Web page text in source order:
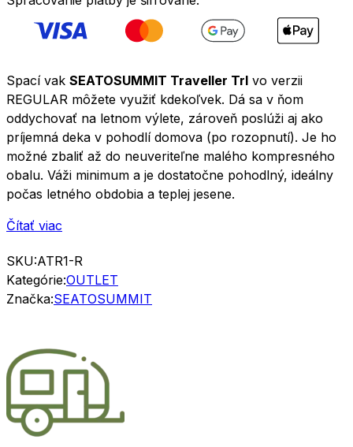
Spací vak SEATOSUMMIT Traveller TrI vo verzii
REGULAR môžete využiť kdekoľvek. Dá sa v ňom
oddychovať na letnom výlete, zároveň poslúži aj ako
príjemná deka v pohodlí domova (po rozopnutí). Je ho
možné zbaliť až do neuveriteľne malého kompresného
obalu. Váži minimum a je dostatočne pohodlný, ideálny
počas letného obdobia a teplej jesene.
Čítať viac
SKU:ATR1-R
Kategórie:OUTLET
Značka:SEATOSUMMIT